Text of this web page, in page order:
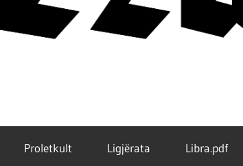
Proletkult Ligjërata Libra.pdf